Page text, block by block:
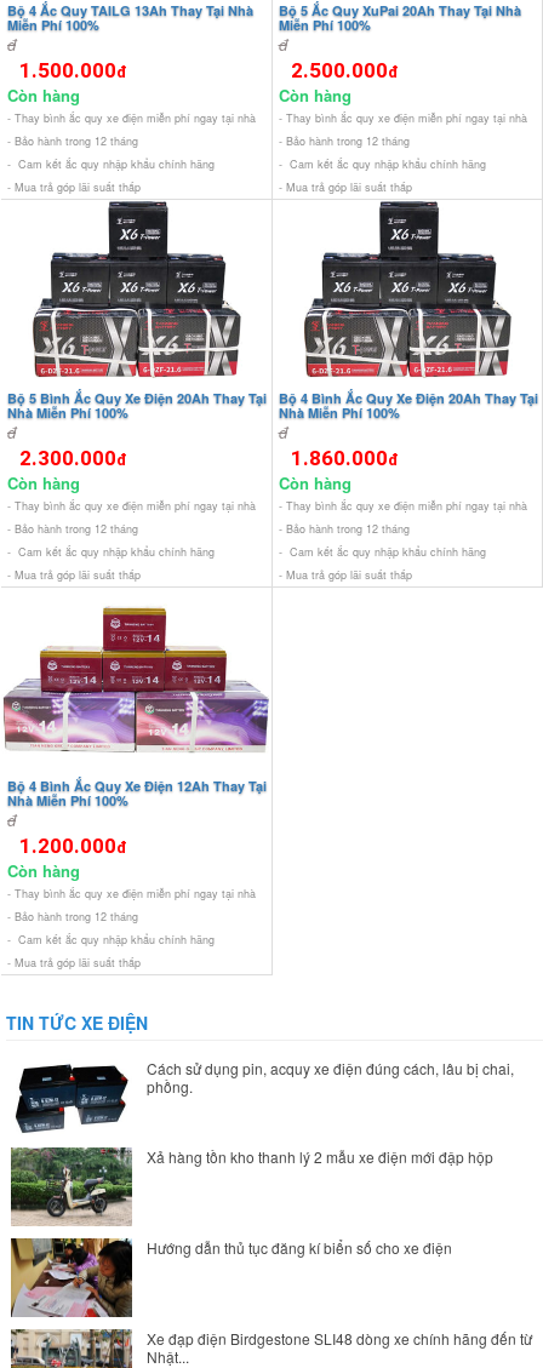
Bộ 4 Ắc Quy TAILG 13Ah Thay Tại Nhà
Miễn Phí 100%
đ
1.500.000đ
Còn hàng
- Thay bình ắc quy xe điện miễn phí ngay tại nhà
- Bảo hành trong 12 tháng
- Cam kết ắc quy nhập khẩu chính hãng
- Mua trả góp lãi suất thấp
Bộ 5 Ắc Quy XuPai 20Ah Thay Tại Nhà
Miễn Phí 100%
đ
2.500.000đ
Còn hàng
- Thay bình ắc quy xe điện miễn phí ngay tại nhà
- Bảo hành trong 12 tháng
- Cam kết ắc quy nhập khẩu chính hãng
- Mua trả góp lãi suất thấp
Bộ 5 Bình Ắc Quy Xe Điện 20Ah Thay Tại
Nhà Miễn Phí 100%
đ
2.300.000đ
Còn hàng
- Thay bình ắc quy xe điện miễn phí ngay tại nhà
- Bảo hành trong 12 tháng
- Cam kết ắc quy nhập khẩu chính hãng
- Mua trả góp lãi suất thấp
Bộ 4 Bình Ắc Quy Xe Điện 20Ah Thay Tại
Nhà Miễn Phí 100%
đ
1.860.000đ
Còn hàng
- Thay bình ắc quy xe điện miễn phí ngay tại nhà
- Bảo hành trong 12 tháng
- Cam kết ắc quy nhập khẩu chính hãng
- Mua trả góp lãi suất thấp
Bộ 4 Bình Ắc Quy Xe Điện 12Ah Thay Tại
Nhà Miễn Phí 100%
đ
1.200.000đ
Còn hàng
- Thay bình ắc quy xe điện miễn phí ngay tại nhà
- Bảo hành trong 12 tháng
- Cam kết ắc quy nhập khẩu chính hãng
- Mua trả góp lãi suất thấp
TIN TỨC XE ĐIỆN
Cách sử dụng pin, acquy xe điện đúng cách, lâu bị chai,
phồng.
Xả hàng tồn kho thanh lý 2 mẫu xe điện mới đập hộp
Hướng dẫn thủ tục đăng kí biển số cho xe điện
Xe đạp điện Birdgestone SLI48 dòng xe chính hãng đến từ
Nhật...